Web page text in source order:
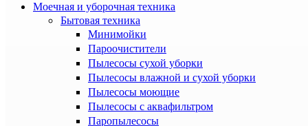
Моечная и уборочная техника
Бытовая техника
Минимойки
Пароочистители
Пылесосы сухой уборки
Пылесосы влажной и сухой уборки
Пылесосы моющие
Пылесосы с аквафильтром
Паропылесосы